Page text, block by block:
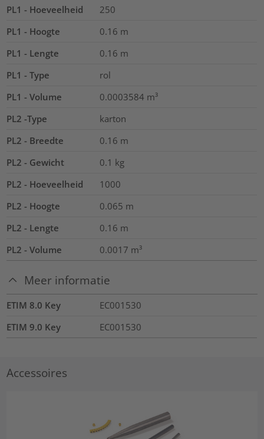
PL1 - Hoeveelheid
250
PL1 - Hoogte
0.16 m
PL1 - Lengte
0.16 m
PL1 - Type
rol
PL1 - Volume
0.0003584 m³
PL2 -Type
karton
PL2 - Breedte
0.16 m
PL2 - Gewicht
0.1 kg
PL2 - Hoeveelheid
1000
PL2 - Hoogte
0.065 m
PL2 - Lengte
0.16 m
PL2 - Volume
0.0017 m³
Meer informatie
ETIM 8.0 Key
EC001530
ETIM 9.0 Key
EC001530
Accessoires